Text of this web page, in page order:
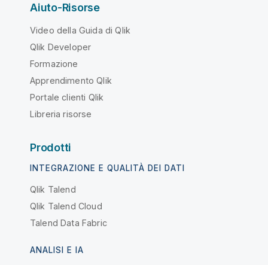
Aiuto-Risorse
Video della Guida di Qlik
Qlik Developer
Formazione
Apprendimento Qlik
Portale clienti Qlik
Libreria risorse
Prodotti
INTEGRAZIONE E QUALITÀ DEI DATI
Qlik Talend
Qlik Talend Cloud
Talend Data Fabric
ANALISI E IA